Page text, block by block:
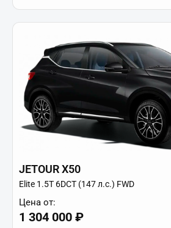
JETOUR X50
Elite 1.5T 6DCT (147 л.с.) FWD
Цена от:
1 304 000 ₽